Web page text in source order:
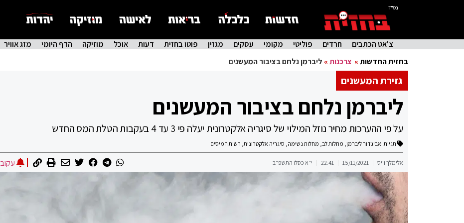
בס"ד
צ'אט הכתבים חרדים פוליטי מקומי עסקים מגזין פוטו בחזית דעות אוכל מוזיקה הדף היומי מזג אוויר
בחזית החדשות» צרכנות» ליברמן נלחם בציבור המעשנים
גזירת המעשנים
ליברמן נלחם בציבור המעשנים
על פי ההערכות מחיר נוזל המילוי של סיגריה אלקטרונית יעלה פי 3 עד 4 בעקבות הטלת המס החדש
תגיות: אביגדור ליברמן, מחלות לב, מחלות נשימה, סיגריה אלקטרונית, רשות המיסים
אלימלך וייס 15/11/2021
22:41 י"א כסלו התשפ"ב עקוב